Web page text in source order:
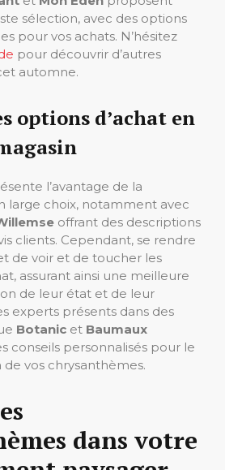
sélection, avec des options
pour vos achats. N’hésitez
pour découvrir d’autres
automne.
options d’achat en
l’avantage de la
large choix, notamment avec
offrant des descriptions
clients. Cependant, se rendre
de voir et de toucher les
assurant ainsi une meilleure
de leur état et de leur
experts présents dans des
Botanic et Baumaux
conseils personnalisés pour le
de vos chrysanthèmes.
dans votre